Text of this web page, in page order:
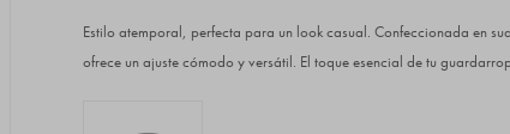
Estilo atemporal, perfecta para un look casual. Confeccionada en
ofrece un ajuste cómodo y versátil. El toque esencial de tu